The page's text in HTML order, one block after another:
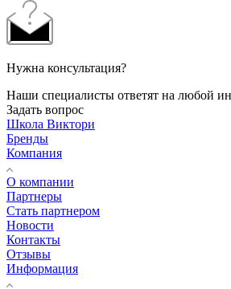
Нужна консультация?
Наши специалисты ответят на любой
Задать вопрос
Школа Виктори
Бренды
Компания
О компании
Партнеры
Стать партнером
Новости
Контакты
Отзывы
Информация